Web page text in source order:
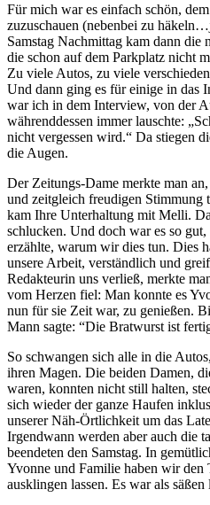
Für mich war es einfach schön,
zuzuschauen (nebenbei zu
Samstag Nachmittag kam dann die
die schon auf dem Parkplatz nicht
Zu viele Autos, zu viele
Und dann ging es für einige in das
war ich in dem Interview, von der
währenddessen immer lauschte:
nicht vergessen wird.“ Da stiegen
die Augen.
Der Zeitungs-Dame merkte man
und zeitgleich freudigen Stimmung
kam Ihre Unterhaltung mit Melli.
schlucken. Und doch war es so gut,
erzählte, warum wir dies tun. Dies
unsere Arbeit, verständlich und
Redakteurin uns verließ, merkte
vom Herzen fiel: Man konnte es
nun für sie Zeit war, zu genießen.
Mann sagte: “Die Bratwurst ist
So schwangen sich alle in die
ihren Magen. Die beiden Damen,
waren, konnten nicht still halten,
sich wieder der ganze Haufen
unserer Näh-Örtlichkeit um das
Irgendwann werden aber auch die
beendeten den Samstag. In
Yvonne und Familie haben wir den
ausklingen lassen. Es war als